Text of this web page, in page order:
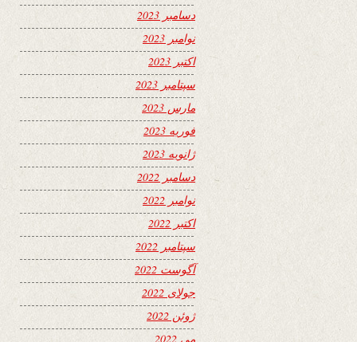
دسامبر 2023
نوامبر 2023
اکتبر 2023
سپتامبر 2023
مارس 2023
فوریه 2023
ژانویه 2023
دسامبر 2022
نوامبر 2022
اکتبر 2022
سپتامبر 2022
آگوست 2022
جولای 2022
ژوئن 2022
می 2022